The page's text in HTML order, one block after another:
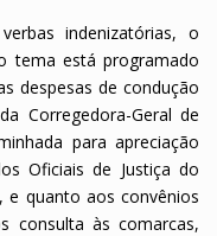
indenizatórias, o
tema está programado
despesas de condução
Corregedora-Geral de
para apreciação
Oficiais de Justiça do
e quanto aos convênios
consulta às comarcas,